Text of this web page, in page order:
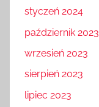
styczeń 2024
październik 2023
wrzesień 2023
sierpień 2023
lipiec 2023